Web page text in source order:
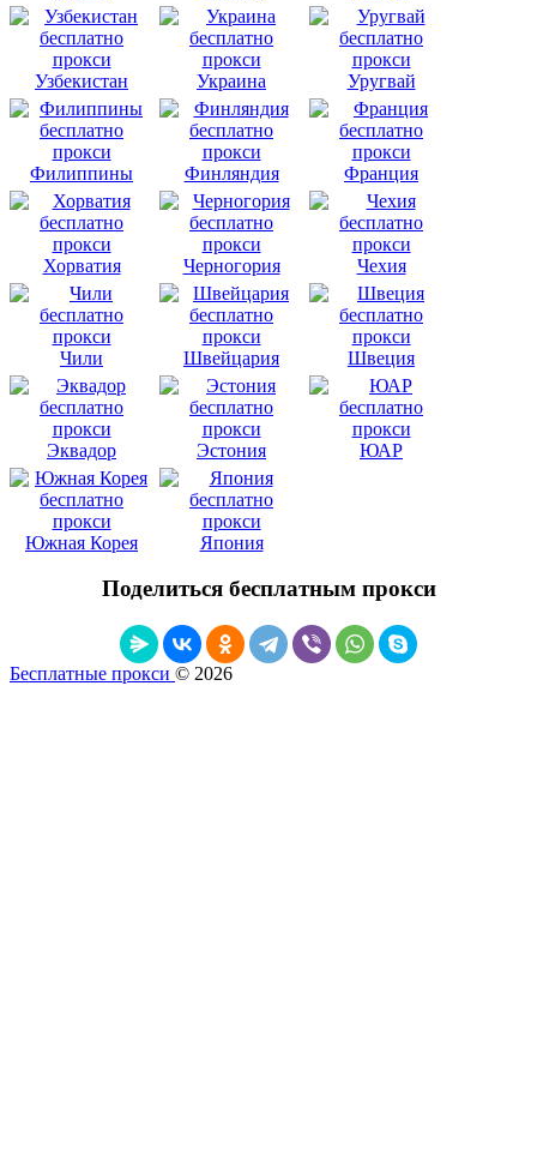
Узбекистан Украина Уругвай
Филиппины Финляндия Франция
Хорватия Черногория Чехия
Чили Швейцария Швеция
Эквадор Эстония ЮАР
Южная Корея Япония
Поделиться бесплатным прокси
Бесплатные прокси © 2026